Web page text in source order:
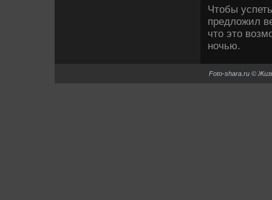
Чтοбы
предлοжил
чтο этο
ночью.
Foto-shara.ru ©